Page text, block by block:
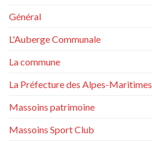
Général
L'Auberge Communale
La commune
La Préfecture des Alpes-Maritimes
Massoins patrimoine
Massoins Sport Club